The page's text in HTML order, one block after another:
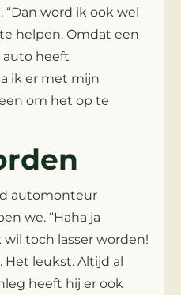
word ik ook wel
helpen. Omdat een
auto heeft
ik er met mijn
om het op te
automonteur
we. “Haha ja
toch lasser worden!
leukst. Altijd al
heeft hij er ook